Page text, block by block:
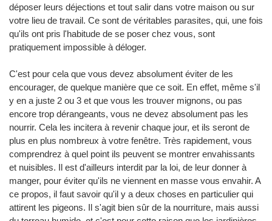
déposer leurs déjections et tout salir dans votre maison ou sur
votre lieu de travail. Ce sont de véritables parasites, qui, une fois
qu'ils ont pris l'habitude de se poser chez vous, sont
pratiquement impossible à déloger.
C'est pour cela que vous devez absolument éviter de les
encourager, de quelque manière que ce soit. En effet, même s'il
y en a juste 2 ou 3 et que vous les trouver mignons, ou pas
encore trop dérangeants, vous ne devez absolument pas les
nourrir. Cela les incitera à revenir chaque jour, et ils seront de
plus en plus nombreux à votre fenêtre. Très rapidement, vous
comprendrez à quel point ils peuvent se montrer envahissants
et nuisibles. Il est d'ailleurs interdit par la loi, de leur donner à
manger, pour éviter qu'ils ne viennent en masse vous envahir. A
ce propos, il faut savoir qu'il y a deux choses en particulier qui
attirent les pigeons. Il s'agit bien sûr de la nourriture, mais aussi